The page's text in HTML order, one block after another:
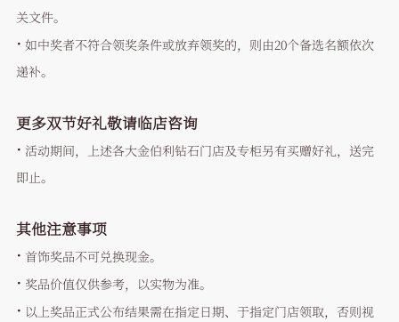
关文件。
· 如中奖者不符合领奖条件或放弃领奖的，则由20个备选名额依次
递补。
更多双节好礼敬请临店咨询
· 活动期间，上述各大金伯利钻石门店及专柜另有买赠好礼，送完
即止。
其他注意事项
· 首饰奖品不可兑换现金。
· 奖品价值仅供参考，以实物为准。
· 以上奖品正式公布结果需在指定日期、于指定门店领取，否则视